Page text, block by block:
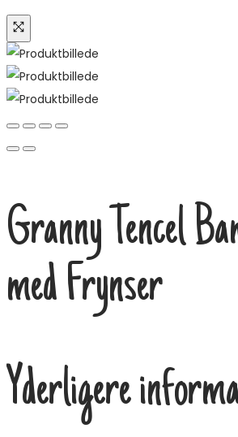
Granny Tencel
med Frynser
Yderligere